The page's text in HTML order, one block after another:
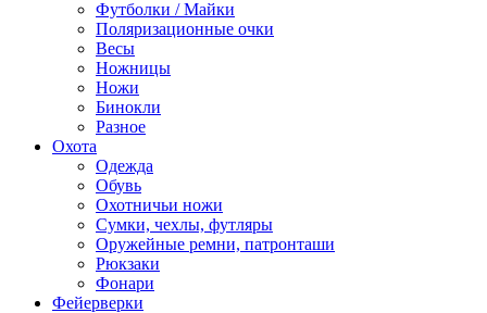
Футболки / Майки
Поляризационные очки
Весы
Ножницы
Ножи
Бинокли
Разное
Охота
Одежда
Обувь
Охотничьи ножи
Сумки, чехлы, футляры
Оружейные ремни, патронташи
Рюкзаки
Фонари
Фейерверки